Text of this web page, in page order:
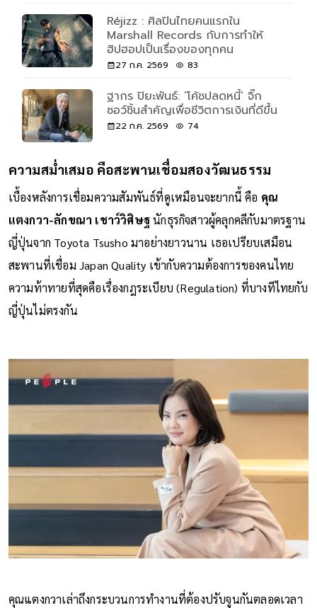
Réjizz : ศิลปินไทยคนแรกใน
Marshall Records กับการทำให้
ฮิปฮอปเป็นเรื่องของทุกคน
27 ก.ค. 2569 83
ฐากร ปิยะพันธ์: ‘โค้ชปลดหนี้’ จิ๊ก
ซอว์ชิ้นสำคัญเพื่อชีวิตการเงินที่ดีขึ้น
22 ก.ค. 2569 74
ความสม่ำเสมอ คือสะพานเชื่อมสองวัฒนธรรม
เบื้องหลังการเชื่อมความสัมพันธ์ที่ดูเหมือนจะยากนี้ คือ คุณ
แตงกวา-ลักขณา เชาว์วิศิษฐนักธุรกิจสาวผู้คลุกคลีกับมาตรฐาน
ญี่ปุ่นจาก Toyota Tsusho มาอย่างยาวนาน เธอเปรียบเสมือน
สะพานที่เชื่อม Japan Quality เข้ากับความต้องการของคนไทย
ความท้าทายที่สุดคือเรื่องกฎระเบียบ (Regulation) ที่บางทีไทยกับ
ญี่ปุ่นไม่ตรงกัน
คุณแตงกวาเล่าถึงกระบวนการทำงานที่ต้องปรับจูนกันตลอดเวลา